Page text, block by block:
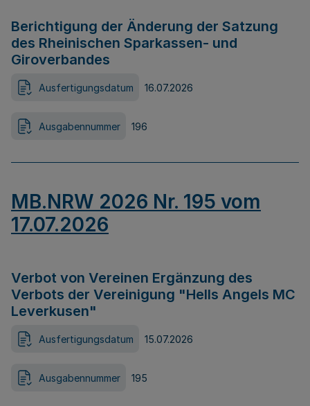
Berichtigung der Änderung der Satzung
des Rheinischen Sparkassen- und
Giroverbandes
Ausfertigungsdatum 16.07.2026
Ausgabennummer 196
MB.NRW 2026 Nr. 195 vom
17.07.2026
Verbot von Vereinen Ergänzung des
Verbots der Vereinigung "Hells Angels MC
Leverkusen"
Ausfertigungsdatum 15.07.2026
Ausgabennummer 195